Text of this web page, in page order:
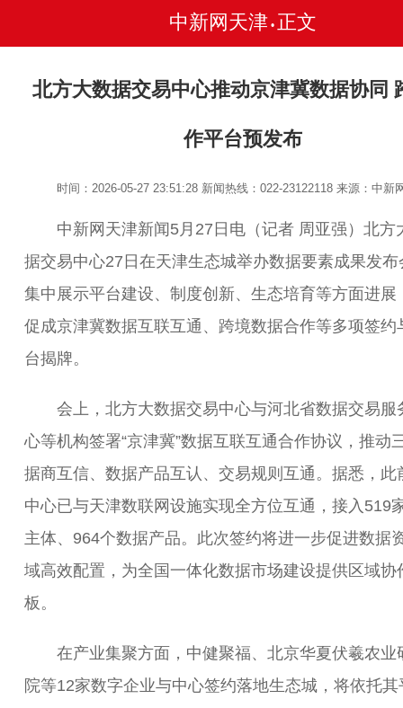
中新网天津 • 正文
北方大数据交易中心推动京津冀数据协同
作平台预发布
时间：2026-05-27 23:51:28 新闻热线：022-23122118来源：中新
中新网天津新闻5月27日电（记者 周亚强）北方
据交易中心27日在天津生态城举办数据要素成果发布
集中展示平台建设、制度创新、生态培育等方面进展
促成京津冀数据互联互通、跨境数据合作等多项签约
台揭牌。
会上，北方大数据交易中心与河北省数据交易服
心等机构签署“京津冀”数据互联互通合作协议，推动
据商互信、数据产品互认、交易规则互通。据悉，此
中心已与天津数联网设施实现全方位互通，接入519
主体、964个数据产品。此次签约将进一步促进数据
域高效配置，为全国一体化数据市场建设提供区域协
板。
在产业集聚方面，中健聚福、北京华夏伏羲农业
院等12家数字企业与中心签约落地生态城，将依托其